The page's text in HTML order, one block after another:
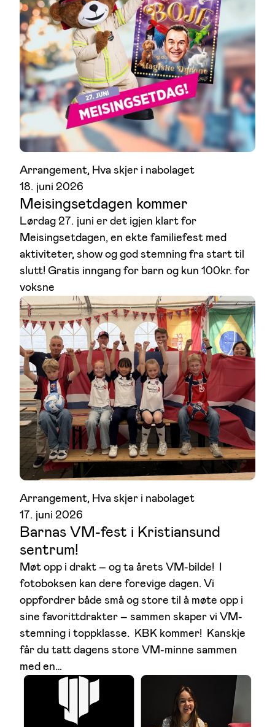
Arrangement, Hva skjer i nabolaget
18. juni 2026
Meisingsetdagen kommer
Lørdag 27. juni er det igjen klart for
Meisingsetdagen, en ekte familiefest med
aktiviteter, show og god stemning fra start til
slutt! Gratis inngang for barn og kun 100kr. for
voksne
Arrangement, Hva skjer i nabolaget
17. juni 2026
Barnas VM-fest i Kristiansund
sentrum!
Møt opp i drakt – og ta årets VM-bilde! I
fotoboksen kan dere forevige dagen. Vi
oppfordrer både små og store til å møte opp i
sine favorittdrakter – sammen skaper vi VM-
stemning i toppklasse. KBK kommer! Kanskje
får du tatt dagens store VM-minne sammen
med en…